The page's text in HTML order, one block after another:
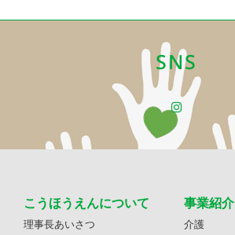
SNS
こうほうえんについて
理事長あいさつ
事業紹介
介護